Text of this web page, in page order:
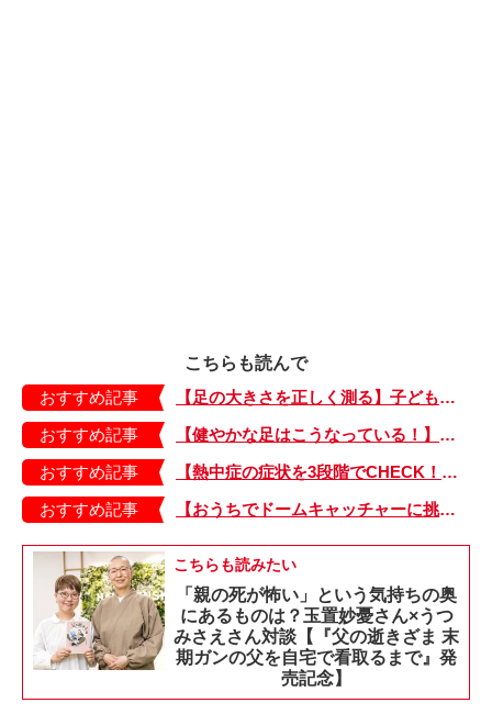
こちらも読んで
おすすめ記事
【足の大きさを正しく測る】子どもの靴の最適サイズは？ 月に1回は測り直そう！
おすすめ記事
【健やかな足はこうなっている！】「疲れた！ 抱っこ！」は靴のせい？ 子どもの足を育てる「足育」を今日からさっそく始めましょう！
おすすめ記事
【熱中症の症状を3段階でCHECK！】症状が軽い順にⅠ～Ⅲ度に分類。この症状が出ていたら、医療機関に連絡を！
おすすめ記事
【おうちでドームキャッチャーに挑戦だ】アンパンマン わくわくドームキャッチャー
こちらも読みたい
「親の死が怖い」という気持ちの奥
にあるものは？玉置妙憂さん×うつ
みさえさん対談【『父の逝きざま 末
期ガンの父を自宅で看取るまで』発
売記念】